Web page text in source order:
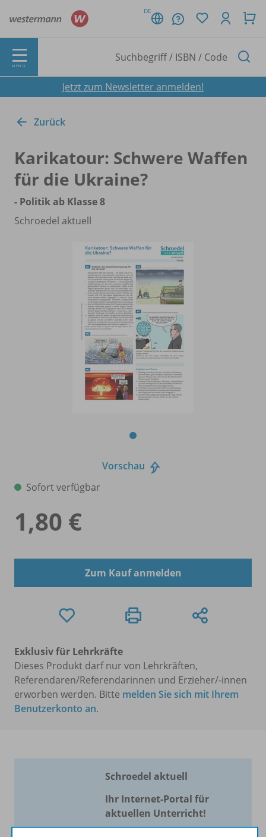
DE
MENÜ
Jetzt zum Newsletter anmelden!
Zurück
Karikatour: Schwere Waffen
für die Ukraine?
- Politik ab Klasse 8
Schroedel aktuell
Vorschau
Sofort verfügbar
1,80 €
Zum Kauf anmelden
Exklusiv für Lehrkräfte
Dieses Produkt darf nur von Lehrkräften,
Referendaren/Referendarinnen und Erzieher/-innen
erworben werden. Bitte melden Sie sich mit Ihrem
Benutzerkonto an.
Schroedel aktuell
Ihr Internet-Portal für
aktuellen Unterricht!